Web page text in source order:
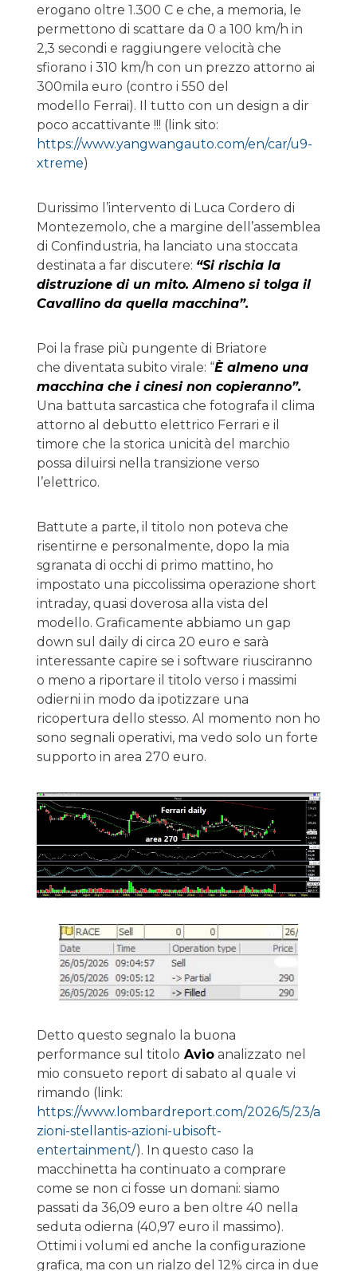
erogano oltre 1.300 C e che, a memoria, le
permettono di scattare da 0 a 100 km/h in
2,3 secondi e raggiungere velocità che
sfiorano i 310 km/h con un prezzo attorno ai
300mila euro (contro i 550 del
modello Ferrai). Il tutto con un design a dir
poco accattivante !!! (link sito:
https://www.yangwangauto.com/en/car/u9-
xtreme)
Durissimo l’intervento di Luca Cordero di
Montezemolo, che a margine dell’assemblea
di Confindustria, ha lanciato una stoccata
destinata a far discutere: “Si rischia la
distruzione di un mito. Almeno si tolga il
Cavallino da quella macchina”.
Poi la frase più pungente di Briatore
che diventata subito virale: “È almeno una
macchina che i cinesi non copieranno”.
Una battuta sarcastica che fotografa il clima
attorno al debutto elettrico Ferrari e il
timore che la storica unicità del marchio
possa diluirsi nella transizione verso
l’elettrico.
Battute a parte, il titolo non poteva che
risentirne e personalmente, dopo la mia
sgranata di occhi di primo mattino, ho
impostato una piccolissima operazione short
intraday, quasi doverosa alla vista del
modello. Graficamente abbiamo un gap
down sul daily di circa 20 euro e sarà
interessante capire se i software riusciranno
o meno a riportare il titolo verso i massimi
odierni in modo da ipotizzare una
ricopertura dello stesso. Al momento non ho
sono segnali operativi, ma vedo solo un forte
supporto in area 270 euro.
Detto questo segnalo la buona
performance sul titolo Avio analizzato nel
mio consueto report di sabato al quale vi
rimando (link:
https://www.lombardreport.com/2026/5/23/a
zioni-stellantis-azioni-ubisoft-
entertainment/). In questo caso la
macchinetta ha continuato a comprare
come se non ci fosse un domani: siamo
passati da 36,09 euro a ben oltre 40 nella
seduta odierna (40,97 euro il massimo).
Ottimi i volumi ed anche la configurazione
grafica, ma con un rialzo del 12% circa in due